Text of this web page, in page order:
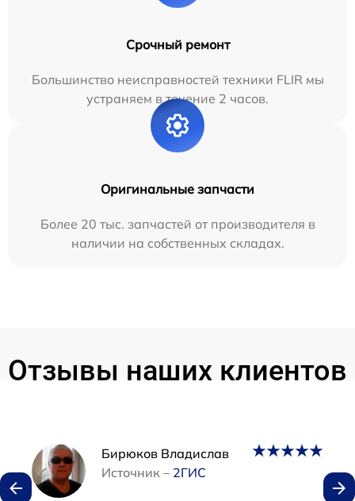
Срочный ремонт
Большинство неисправностей техники FLIR мы
устраняем в течение 2 часов.
Оригинальные запчасти
Более 20 тыс. запчастей от производителя в
наличии на собственных складах.
Отзывы наших клиентов
Бирюков Владислав
Источник – 2ГИС
Наши мастера